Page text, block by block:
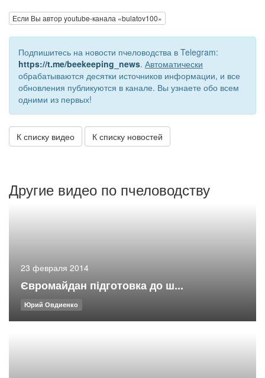
Если Вы автор youtube-канала «bulatov100»
Подпишитесь на новости пчеловодства в Telegram:
https://t.me/beekeeping_news. Автоматически
обрабатываются десятки источников информации, и все
обновления публикуются в канале. Вы узнаете обо всем
одними из первых!
К списку видео К списку новостей
Другие видео по пчеловодству
23 февраля 2014
Євромайдан підготовка до ш...
Юрий Овдиенко